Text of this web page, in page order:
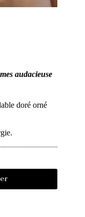
audacieuse
doré orné